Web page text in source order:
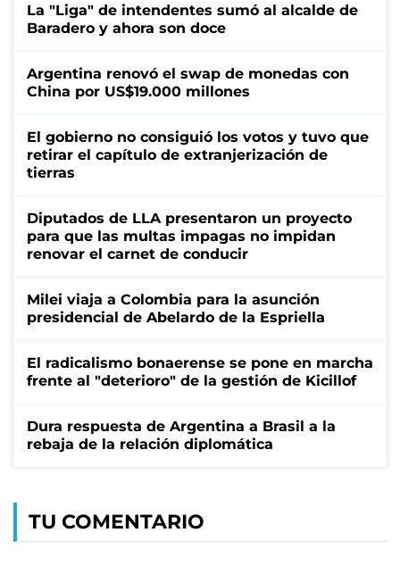
La "Liga" de intendentes sumó al alcalde de
Baradero y ahora son doce
Argentina renovó el swap de monedas con
China por US$19.000 millones
El gobierno no consiguió los votos y tuvo que
retirar el capítulo de extranjerización de
tierras
Diputados de LLA presentaron un proyecto
para que las multas impagas no impidan
renovar el carnet de conducir
Milei viaja a Colombia para la asunción
presidencial de Abelardo de la Espriella
El radicalismo bonaerense se pone en marcha
frente al "deterioro" de la gestión de Kicillof
Dura respuesta de Argentina a Brasil a la
rebaja de la relación diplomática
TU COMENTARIO